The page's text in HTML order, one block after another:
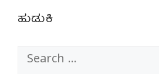
ಹುಡುಕಿ
Search